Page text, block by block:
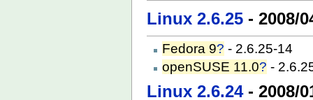
Linux 2.6.25 - 2008/
Fedora 9? - 2.6.25-14
openSUSE 11.0? -
Linux 2.6.24- 2008/